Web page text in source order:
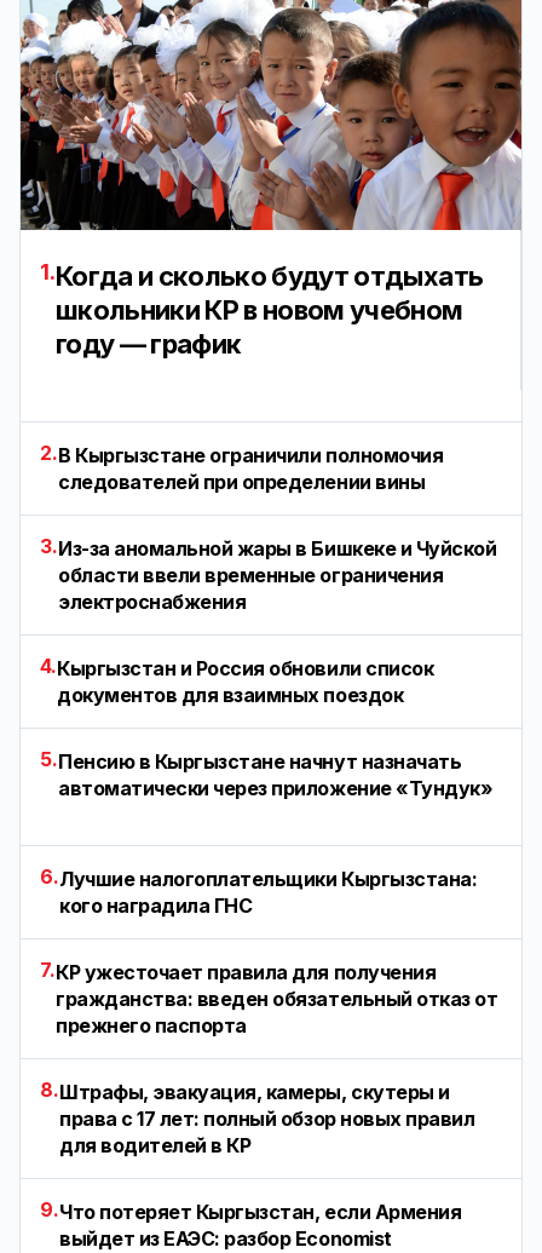
1.Когда и сколько будут отдыхать
школьники КР в новом учебном
году — график
2.В Кыргызстане ограничили полномочия
следователей при определении вины
3.Из-за аномальной жары в Бишкеке и Чуйской
области ввели временные ограничения
электроснабжения
4.Кыргызстан и Россия обновили список
документов для взаимных поездок
5.Пенсию в Кыргызстане начнут назначать
автоматически через приложение «Тундук»
6.Лучшие налогоплательщики Кыргызстана:
кого наградила ГНС
7.КР ужесточает правила для получения
гражданства: введен обязательный отказ от
прежнего паспорта
8.Штрафы, эвакуация, камеры, скутеры и
права с 17 лет: полный обзор новых правил
для водителей в КР
9.Что потеряет Кыргызстан, если Армения
выйдет из ЕАЭС: разбор Economist